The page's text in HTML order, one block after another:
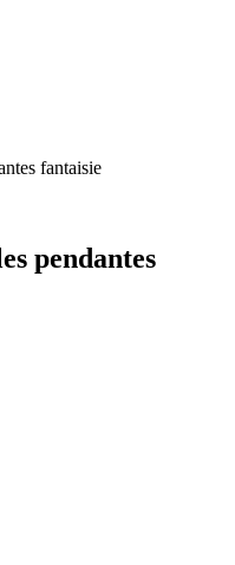
fantaisie
pendantes